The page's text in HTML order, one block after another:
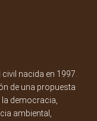
nacida en 1997.
de una propuesta
democracia,
ambiental,